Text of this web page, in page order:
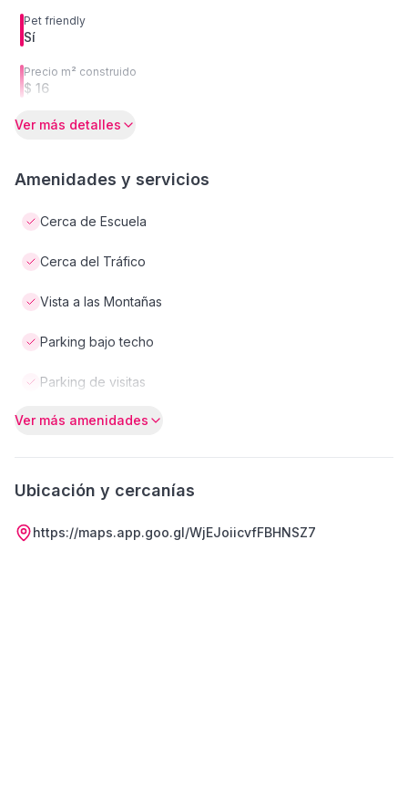
Pet friendly
Sí
Precio m² construido
$ 16
Ver más detalles
Amenidades y servicios
Cerca de Escuela
Cerca del Tráfico
Vista a las Montañas
Parking bajo techo
Parking de visitas
Ver más amenidades
Ubicación y cercanías
https://maps.app.goo.gl/WjEJoiicvfFBHNSZ7